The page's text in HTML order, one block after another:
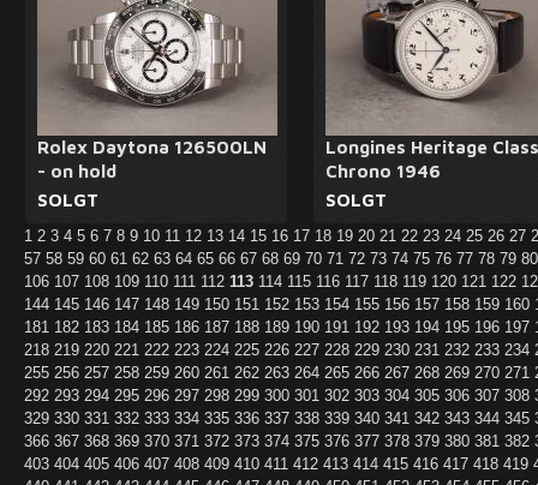
Rolex Daytona 126500LN
- on hold
SOLGT
Longines Heritage
Chrono 1946
SOLGT
1 2 3 4 5 6 7 8 9 10 11 12 13 14 15 16 17 18 19 20 21 22 23 24 25 26 27
57 58 59 60 61 62 63 64 65 66 67 68 69 70 71 72 73 74 75 76 77 78 79
106 107 108 109 110 111 112 113 114 115 116 117 118 119 120 121 122
144 145 146 147 148 149 150 151 152 153 154 155 156 157 158 159 160
181 182 183 184 185 186 187 188 189 190 191 192 193 194 195 196 197
218 219 220 221 222 223 224 225 226 227 228 229 230 231 232 233 234
255 256 257 258 259 260 261 262 263 264 265 266 267 268 269 270 271
292 293 294 295 296 297 298 299 300 301 302 303 304 305 306 307 308
329 330 331 332 333 334 335 336 337 338 339 340 341 342 343 344 345
366 367 368 369 370 371 372 373 374 375 376 377 378 379 380 381 382
403 404 405 406 407 408 409 410 411 412 413 414 415 416 417 418 419